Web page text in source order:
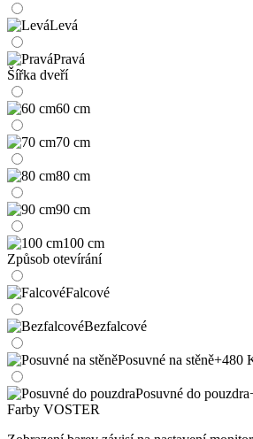
Levá
Pravá
Šířka dveří
60 cm
70 cm
80 cm
90 cm
100 cm
Způsob otevírání
Falcové
Bezfalcové
Posuvné na stěně+480
Posuvné do pouzdra
Farby VOSTER